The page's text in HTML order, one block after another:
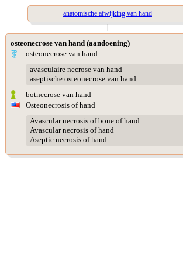
anatomische afwijking van hand
|
osteonecrose van hand (aandoening)
osteonecrose van hand
avasculaire necrose van hand
aseptische osteonecrose van hand
botnecrose van hand
Osteonecrosis of hand
Avascular necrosis of bone of hand
Avascular necrosis of hand
Aseptic necrosis of hand